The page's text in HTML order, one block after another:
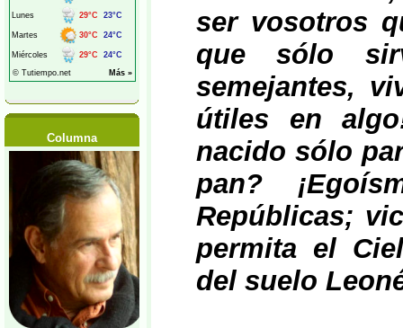
Columna
ser vosotros
que sólo
semejantes,
útiles en
nacido sólo
pan?
Repúblicas;
permita el
del suelo